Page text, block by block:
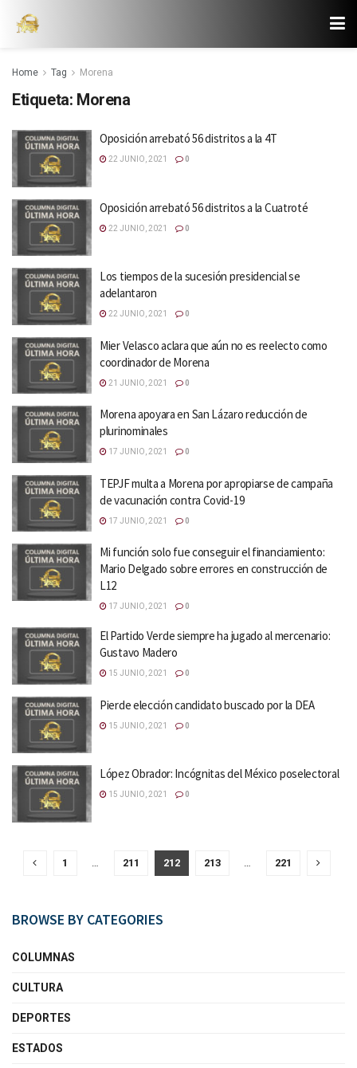
Home Tag Morena
Etiqueta: Morena
Oposición arrebató 56 distritos a la 4T
22 JUNIO, 2021 0
Oposición arrebató 56 distritos a la Cuatroté
22 JUNIO, 2021 0
Los tiempos de la sucesión presidencial se
adelantaron
22 JUNIO, 2021 0
Mier Velasco aclara que aún no es reelecto como
coordinador de Morena
21 JUNIO, 2021 0
Morena apoyara en San Lázaro reducción de
plurinominales
17 JUNIO, 2021 0
TEPJF multa a Morena por apropiarse de campaña
de vacunación contra Covid-19
17 JUNIO, 2021 0
Mi función solo fue conseguir el financiamiento:
Mario Delgado sobre errores en construcción de
L12
17 JUNIO, 2021 0
El Partido Verde siempre ha jugado al mercenario:
Gustavo Madero
15 JUNIO, 2021 0
Pierde elección candidato buscado por la DEA
15 JUNIO, 2021 0
López Obrador: Incógnitas del México poselectoral
15 JUNIO, 2021 0
1 211 212 213 221
BROWSE BY CATEGORIES
COLUMNAS
CULTURA
DEPORTES
ESTADOS